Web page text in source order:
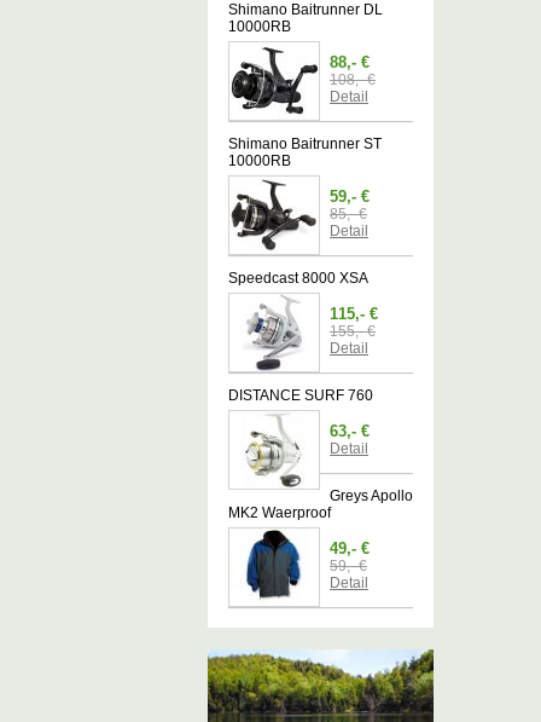
Shimano Baitrunner DL
10000RB
88,- €
108,- €
Detail
Shimano Baitrunner ST
10000RB
59,- €
85,- €
Detail
Speedcast 8000 XSA
115,- €
155,- €
Detail
DISTANCE SURF 760
63,- €
Detail
Greys Apollo
MK2 Waerproof
49,- €
59,- €
Detail